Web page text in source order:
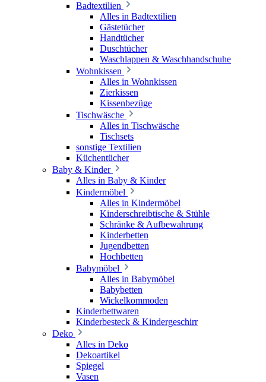
Badtextilien
Alles in Badtextilien
Gästetücher
Handtücher
Duschtücher
Waschlappen & Waschhandschuhe
Wohnkissen
Alles in Wohnkissen
Zierkissen
Kissenbezüge
Tischwäsche
Alles in Tischwäsche
Tischsets
sonstige Textilien
Küchentücher
Baby & Kinder
Alles in Baby & Kinder
Kindermöbel
Alles in Kindermöbel
Kinderschreibtische & Stühle
Schränke & Aufbewahrung
Kinderbetten
Jugendbetten
Hochbetten
Babymöbel
Alles in Babymöbel
Babybetten
Wickelkommoden
Kinderbettwaren
Kinderbesteck & Kindergeschirr
Deko
Alles in Deko
Dekoartikel
Spiegel
Vasen